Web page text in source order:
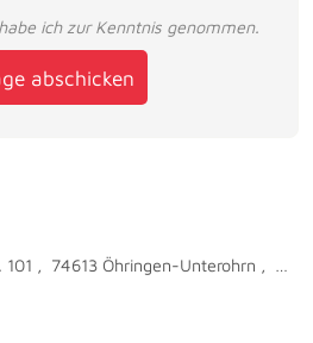
ich zur Kenntnis genommen.
abschicken
74613 Öhringen-Unterohrn